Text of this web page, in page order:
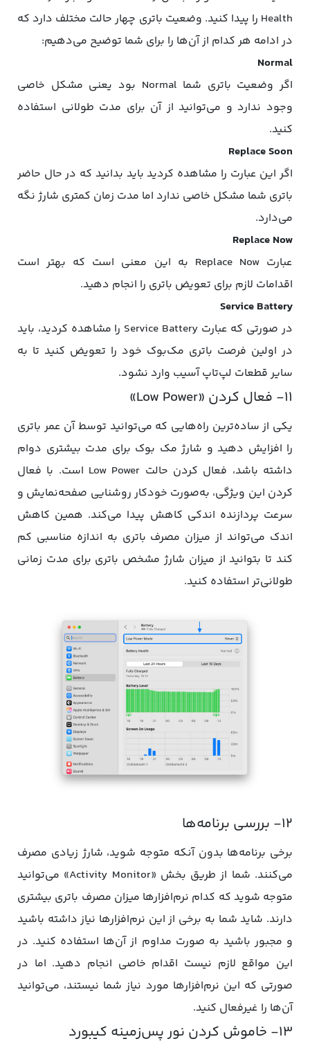
Health را پیدا کنید. وضعیت باتری چهار حالت مختلف دارد که
در ادامه هر کدام از آن‌ها را برای شما توضیح می‌دهیم:
Normal
اگر وضعیت باتری شما Normal بود یعنی مشکل خاصی
وجود ندارد و می‌توانید از آن برای مدت طولانی‌ استفاده
کنید.
Replace Soon
اگر این عبارت را مشاهده کردید باید بدانید که در حال حاضر
باتری شما مشکل خاصی ندارد اما مدت زمان کمتری شارژ نگه
می‌دارد.
Replace Now
عبارت Replace Now به این معنی است که بهتر است
اقدامات لازم برای تعویض باتری را انجام دهید.
Service Battery
در صورتی که عبارت Service Battery را مشاهده کردید، باید
در اولین فرصت باتری مک‌بوک خود را تعویض کنید تا به
سایر قطعات لپ‌تاپ آسیب وارد نشود.
۱۱- فعال کردن «Low Power»
یکی از ساده‌ترین راه‌هایی که می‌توانید توسط آن عمر باتری
را افزایش دهید و شارژ مک بوک برای مدت بیشتری دوام
داشته باشد، فعال کردن حالت Low Power است. با فعال
کردن این ویژگی، به‌صورت خودکار روشنایی صفحه‌نمایش و
سرعت پردازنده اندکی کاهش پیدا می‌کند. همین کاهش
اندک می‌تواند از میزان مصرف باتری به اندازه مناسبی کم
کند تا بتوانید از میزان شارژ مشخص باتری برای مدت زمانی
طولانی‌تر استفاده کنید.
۱۲- بررسی برنامه‌ها
برخی برنامه‌ها بدون آنکه متوجه شوید، شارژ زیادی مصرف
می‌کنند. شما از طریق بخش «Activity Monitor» می‌توانید
متوجه شوید که کدام نرم‌افزارها میزان مصرف باتری بیشتری
دارند. شاید شما به برخی از این نرم‌افزارها نیاز داشته باشید
و مجبور باشید به صورت مداوم از آن‌ها استفاده کنید. در
این مواقع لازم نیست اقدام خاصی انجام دهید. اما در
صورتی که این نرم‌افزارها مورد نیاز شما نیستند، می‌توانید
آن‌ها را غیرفعال کنید.
۱۳- خاموش کردن نور پس‌زمینه کیبورد